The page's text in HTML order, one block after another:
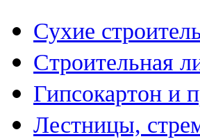
Сухие
Строительная
Гипсокартон и
Лестницы,